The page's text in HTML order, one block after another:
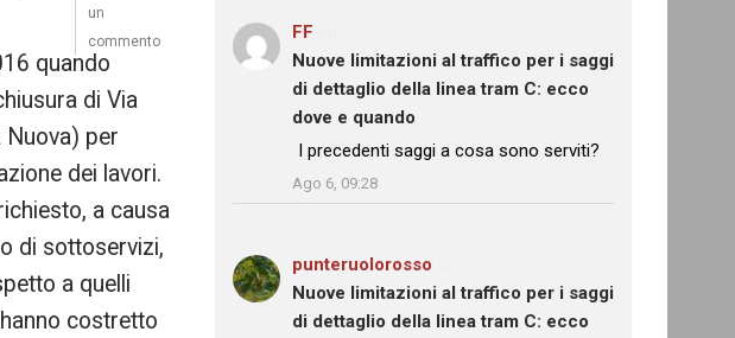
quando
di Via
Nuova) per
dei lavori.
a causa
di sottoservizi,
a quelli
costretto
un
commento
FF
Nuove limitazioni al traffico per i saggi
di dettaglio della linea tram C: ecco
dove e quando
: “I precedenti saggi a cosa sono serviti?
Ago 6, 09:28
punteruolorosso
Nuove limitazioni al traffico per i saggi
di dettaglio della linea tram C: ecco